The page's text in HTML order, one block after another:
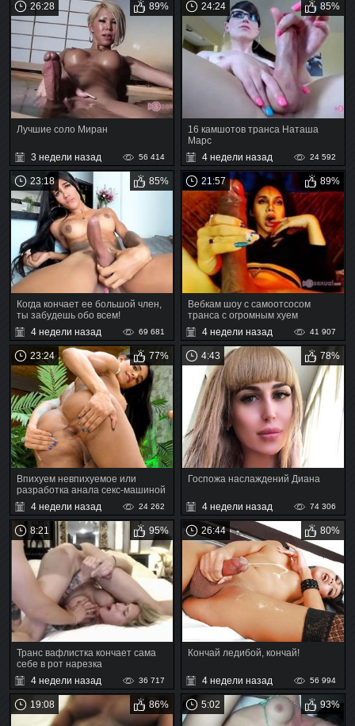
26:28 89%
Лучшие соло Миран
3 недели назад 56 414
24:24 85%
16 камшотов транса Наташа
Марс
4 недели назад
24 592
23:18 85%
Когда кончает ее большой член,
ты забудешь обо всем!
4 недели назад
69 681
21:57 89%
Вебкам шоу с самоотсосом
транса с огромным хуем
4 недели назад
41 907
23:24 77%
Впихуем невпихуемое или
разработка анала секс-машиной
4 недели назад
24 262
4:43 78%
Госпожа наслаждений Диана
4 недели назад 74 306
8:21 95%
Транс вафлистка кончает сама
себе в рот нарезка
4 недели назад
36 717
26:44 80%
Кончай ледибой, кончай!
4 недели назад 56 994
19:08 86% 5:02 93%